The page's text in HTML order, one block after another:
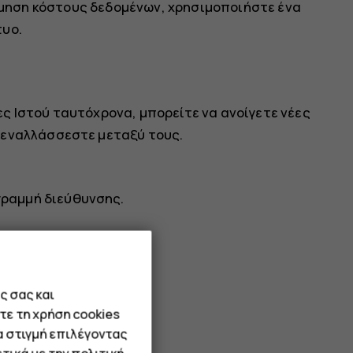
κόστους δεδομένων, χρησιμοποιήστε ένα
ταυτόχρονα, μπορείτε να ανοίγετε νέες
μεταξύ τους.
διεύθυνσης.
διεύθυνσης.
σας και
τη χρήση cookies
επιλέγοντας